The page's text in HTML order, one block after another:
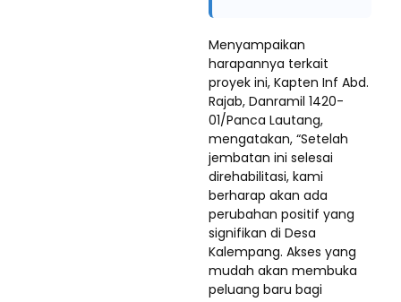
Menyampaikan
harapannya terkait
proyek ini, Kapten Inf Abd.
Rajab, Danramil 1420-
01/Panca Lautang,
mengatakan, “Setelah
jembatan ini selesai
direhabilitasi, kami
berharap akan ada
perubahan positif yang
signifikan di Desa
Kalempang. Akses yang
mudah akan membuka
peluang baru bagi